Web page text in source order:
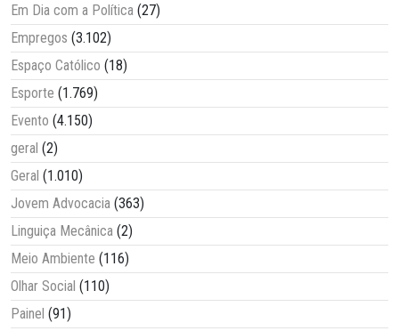
Em Dia com a Política (27)
Empregos (3.102)
Espaço Católico (18)
Esporte (1.769)
Evento (4.150)
geral (2)
Geral (1.010)
Jovem Advocacia (363)
Linguiça Mecânica (2)
Meio Ambiente (116)
Olhar Social (110)
Painel (91)